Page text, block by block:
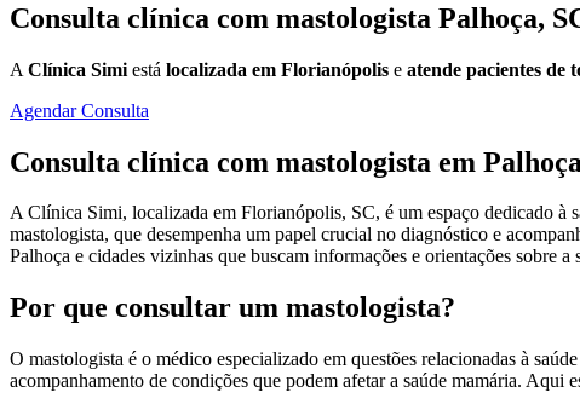
Consulta clínica com mastologista Palhoça,
A Clínica Simi está localizada em Florianópolis e atende pacientes de
Agendar Consulta
Consulta clínica com mastologista em
A Clínica Simi, localizada em Florianópolis, SC, é um espaço dedicado à
mastologista, que desempenha um papel crucial no diagnóstico e
Palhoça e cidades vizinhas que buscam informações e orientações sobre a
Por que consultar um mastologista?
O mastologista é o médico especializado em questões relacionadas à
acompanhamento de condições que podem afetar a saúde mamária.